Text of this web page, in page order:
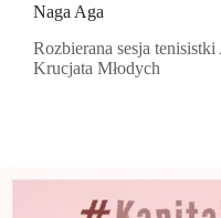
Naga Aga
Rozbierana sesja
Krucjata Młodych